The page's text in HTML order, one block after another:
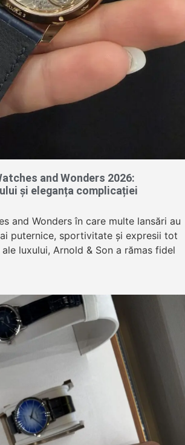
and Wonders 2026:
și eleganța complicației
and Wonders în care multe lansări au
puternice, sportivitate și expresii tot
luxului, Arnold & Son a rămas fidel